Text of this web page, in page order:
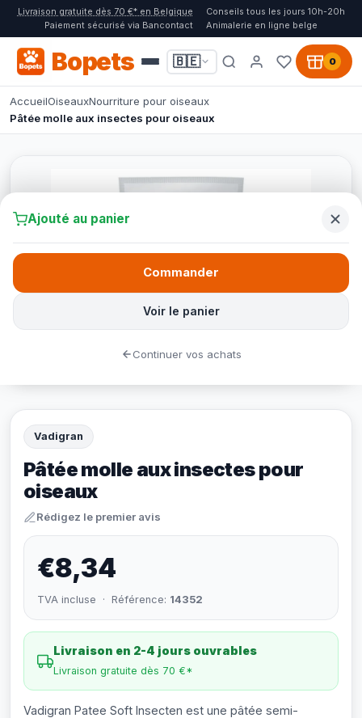
Livraison gratuite dès 70 €* en Belgique
Conseils tous les jours 10h-20h
Paiement sécurisé via Bancontact
Animalerie en ligne belge
Bopets 🇧🇪 0
AccueilOiseauxNourriture pour oiseaux
Pâtée molle aux insectes pour oiseaux
Vadigran
Pâtée molle aux insectes pour
oiseaux
Rédigez le premier avis
€8,34
TVA incluse · Référence: 14352
Livraison en 2-4 jours ouvrables
Livraison gratuite dès 70 €*
Vadigran Patee Soft Insecten est une pâtée semi-
Ajouté au panier
Voir le panier
Commander
Continuer vos achats